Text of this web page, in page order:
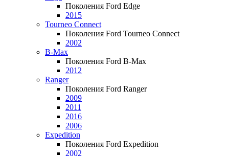
Поколения Ford Edge
2015
Tourneo Connect
Поколения Ford Tourneo Connect
2002
B-Max
Поколения Ford B-Max
2012
Ranger
Поколения Ford Ranger
2009
2011
2016
2006
Expedition
Поколения Ford Expedition
2002